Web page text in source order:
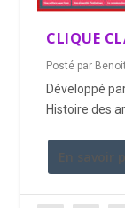
CLIQUE
Posté par Benoit
Développé
Histoire des
En savoir